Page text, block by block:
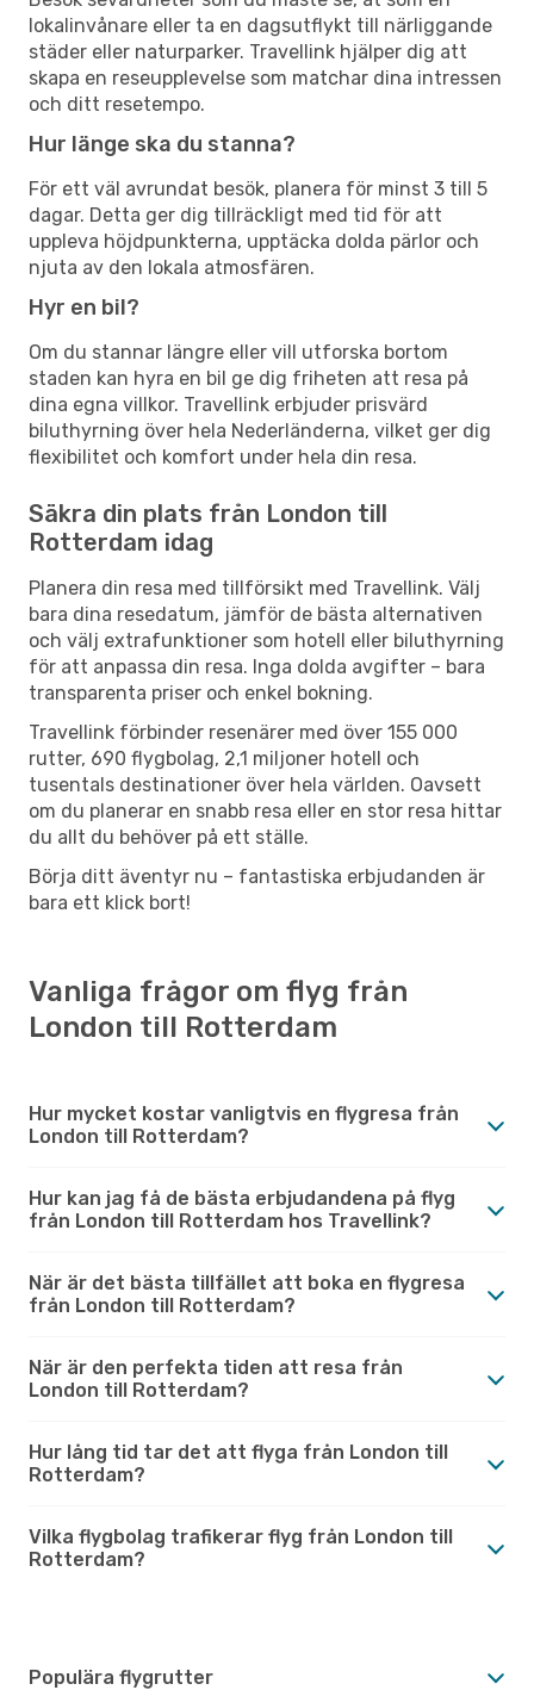
lokalinvånare eller ta en dagsutflykt till närliggande
städer eller naturparker. Travellink hjälper dig att
skapa en reseupplevelse som matchar dina intressen
och ditt resetempo.
Hur länge ska du stanna?
För ett väl avrundat besök, planera för minst 3 till 5
dagar. Detta ger dig tillräckligt med tid för att
uppleva höjdpunkterna, upptäcka dolda pärlor och
njuta av den lokala atmosfären.
Hyr en bil?
Om du stannar längre eller vill utforska bortom
staden kan hyra en bil ge dig friheten att resa på
dina egna villkor. Travellink erbjuder prisvärd
biluthyrning över hela Nederländerna, vilket ger dig
flexibilitet och komfort under hela din resa.
Säkra din plats från London till
Rotterdam idag
Planera din resa med tillförsikt med Travellink. Välj
bara dina resedatum, jämför de bästa alternativen
och välj extrafunktioner som hotell eller biluthyrning
för att anpassa din resa. Inga dolda avgifter – bara
transparenta priser och enkel bokning.
Travellink förbinder resenärer med över 155 000
rutter, 690 flygbolag, 2,1 miljoner hotell och
tusentals destinationer över hela världen. Oavsett
om du planerar en snabb resa eller en stor resa hittar
du allt du behöver på ett ställe.
Börja ditt äventyr nu – fantastiska erbjudanden är
bara ett klick bort!
Vanliga frågor om flyg från
London till Rotterdam
Hur mycket kostar vanligtvis en flygresa från
London till Rotterdam?
Hur kan jag få de bästa erbjudandena på flyg
från London till Rotterdam hos Travellink?
När är det bästa tillfället att boka en flygresa
från London till Rotterdam?
När är den perfekta tiden att resa från
London till Rotterdam?
Hur lång tid tar det att flyga från London till
Rotterdam?
Vilka flygbolag trafikerar flyg från London till
Rotterdam?
Populära flygrutter